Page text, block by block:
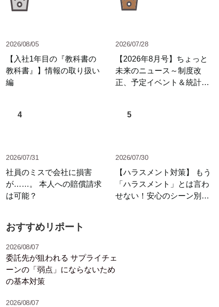
2026/08/05
【入社1年目の『教科書の
教科書』】情報の取り扱い
編
2026/07/28
【2026年8月号】ちょっと
未来のニュース～制度改
正、予定イベント＆統計情
4
2026/07/31
社員のミスで会社に損害
が……。 本人への賠償請求
は可能？
5
2026/07/30
【ハラスメント対策】 もう
「ハラスメント」とは言わ
せない！安心のシーン別セ
おすすめリポート
2026/08/07
委託先が狙われる サプライチェ
ーンの「弱点」にならないため
の基本対策
2026/08/07